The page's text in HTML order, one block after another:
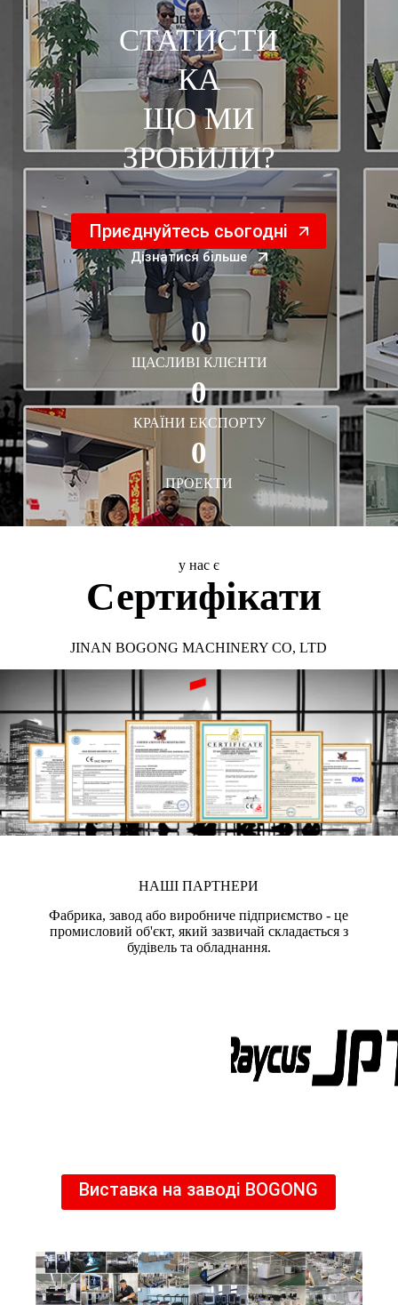
СТАТИСТИ
КА
ЩО МИ
ЗРОБИЛИ?
Приєднуйтесь сьогодні
Дізнатися більше
0
ЩАСЛИВІ КЛІЄНТИ
0
КРАЇНИ ЕКСПОРТУ
0
ПРОЕКТИ
у нас є
Сертифікати
JINAN BOGONG MACHINERY CO, LTD
НАШІ ПАРТНЕРИ
Фабрика, завод або виробниче підприємство - це
промисловий об'єкт, який зазвичай складається з
будівель та обладнання.
Виставка на заводі BOGONG